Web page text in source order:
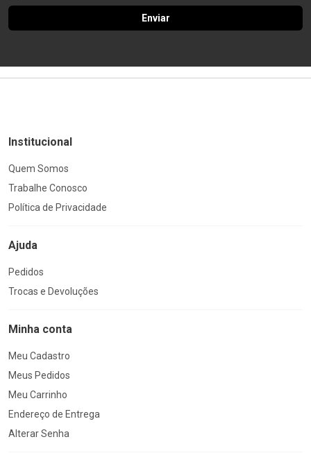
Enviar
Institucional
Quem Somos
Trabalhe Conosco
Política de Privacidade
Ajuda
Pedidos
Trocas e Devoluções
Minha conta
Meu Cadastro
Meus Pedidos
Meu Carrinho
Endereço de Entrega
Alterar Senha